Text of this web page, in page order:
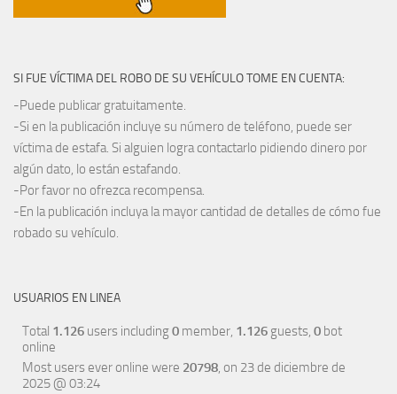
SI FUE VÍCTIMA DEL ROBO DE SU VEHÍCULO TOME EN CUENTA:
-Puede publicar gratuitamente.
-Si en la publicación incluye su número de teléfono, puede ser
víctima de estafa. Si alguien logra contactarlo pidiendo dinero por
algún dato, lo están estafando.
-Por favor no ofrezca recompensa.
-En la publicación incluya la mayor cantidad de detalles de cómo fue
robado su vehículo.
USUARIOS EN LINEA
Total 1.126 users including0 member, 1.126 guests, 0 bot
online
Most users ever online were 20798, on 23 de diciembre de
2025 @ 03:24